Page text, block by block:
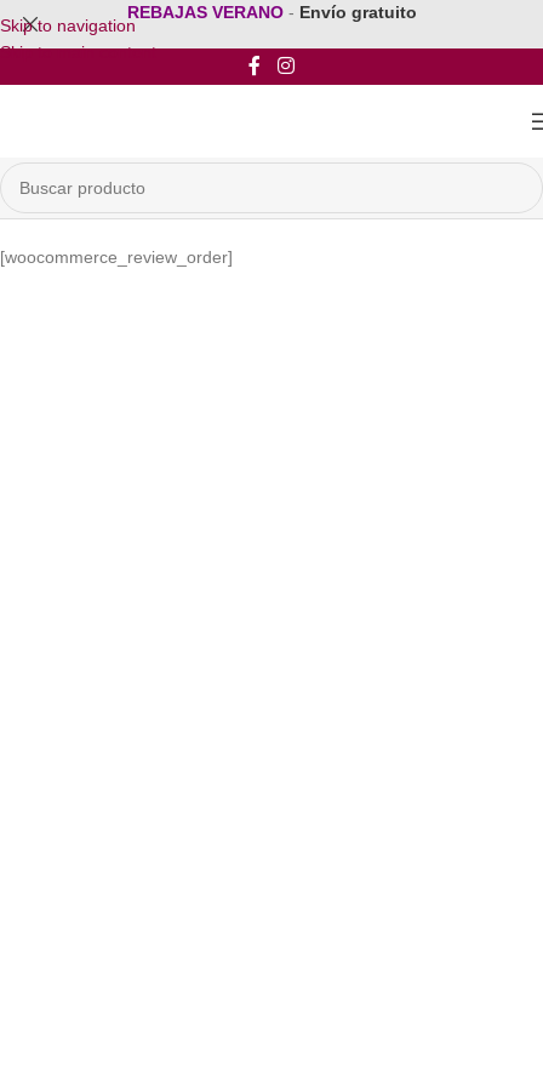
Skip to navigation
Skip to main content
REBAJAS VERANO - Envío gratuito
[woocommerce_review_order]